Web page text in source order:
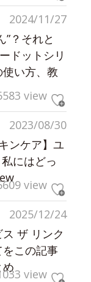
2024/11/27
”？それと
ドットシリ
い方、教
view
2023/08/30
ンケア】ユ
にはどっ
view
2025/12/24
ス ザ リンク
この記事
view